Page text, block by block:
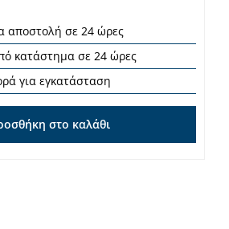
αποστολή σε 24 ώρες
κατάστημα σε 24 ώρες
για εγκατάσταση
στο καλάθι